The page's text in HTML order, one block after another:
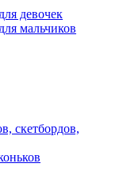
девочек
мальчиков
скетбордов,